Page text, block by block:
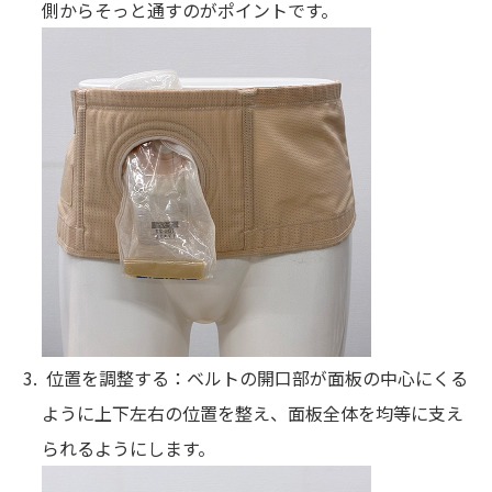
側からそっと通すのがポイントです。
位置を調整する：ベルトの開口部が面板の中心にくる
ように上下左右の位置を整え、面板全体を均等に支え
られるようにします。